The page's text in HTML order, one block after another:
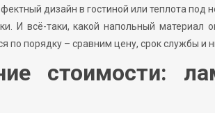
дизайн в гостиной или теплота под
И всё-таки, какой напольный
по порядку – сравним цену, срок службы и
стоимости: